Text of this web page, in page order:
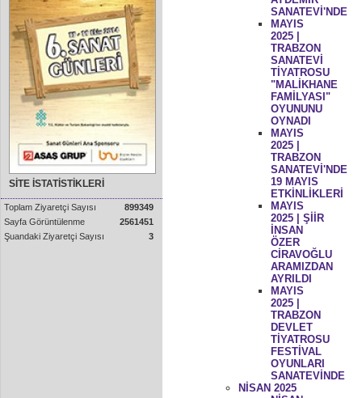
SİTE İSTATİSTİKLERİ
Toplam Ziyaretçi Sayısı
899349
Sayfa Görüntülenme
2561451
Şuandaki Ziyaretçi Sayısı
3
SANATEVİ'NDE
MAYIS
2025 |
TRABZON
SANATEVİ
TİYATROSU
"MALİKHANE
FAMİLYASI"
OYUNUNU
OYNADI
MAYIS
2025 |
TRABZON
SANATEVİ'NDE
19 MAYIS
ETKİNLİKLERİ
MAYIS
2025 | ŞİİR
İNSAN
ÖZER
CİRAVOĞLU
ARAMIZDAN
AYRILDI
MAYIS
2025 |
TRABZON
DEVLET
TİYATROSU
FESTİVAL
OYUNLARI
SANATEVİNDE
NİSAN 2025